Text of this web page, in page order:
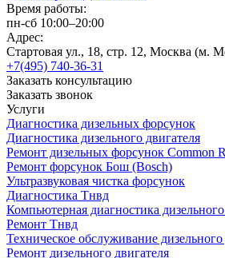
Время работы:
пн-сб 10:00–20:00
Адрес:
Стартовая ул., 18, стр. 12, Москва (м.
+7(495) 740-36-31
Заказать консультацию
Заказать звонок
Услуги
Диагностика дизельных форсунок
Диагностика дизельного двигателя
Ремонт дизельных форсунок Common
Ремонт форсунок Бош (Bosch)
Ультразвуковая чистка форсунок
Диагностика Тнвд
Компьютерная диагностика
Ремонт Тнвд
Техническое обслуживание дизельного
Ремонт дизельного двигателя